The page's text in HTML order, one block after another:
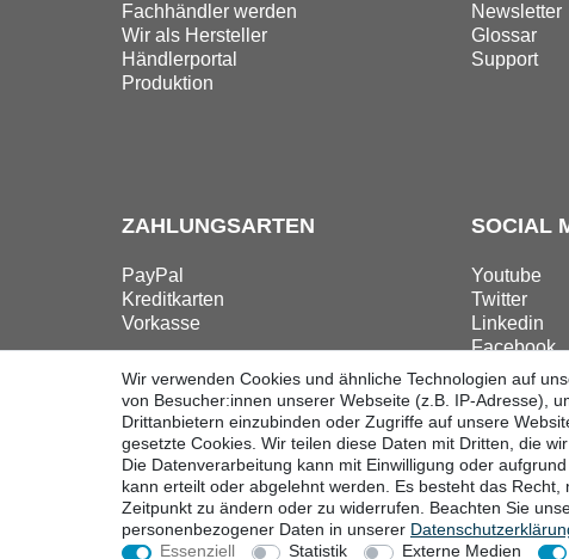
Fachhändler werden
Wir als Hersteller
Händlerportal
Produktion
Newsletter
Glossar
Support
ZAHLUNGSARTEN
PayPal
Kreditkarten
Vorkasse
SOCIAL
Youtube
Twitter
Linkedin
Facebook
Instagram
Widerrufsrecht Widerrufsformular
Wir verwenden Cookies und ähnliche Technologien auf
von Besucher:innen unserer Webseite (z.B. IP-Adresse),
Drittanbietern einzubinden oder Zugriffe auf unsere
gesetzte Cookies. Wir teilen diese Daten mit Dritten, die
Die Datenverarbeitung kann mit Einwilligung oder
kann erteilt oder abgelehnt werden. Es besteht das
Zeitpunkt zu ändern oder zu widerrufen. Beachten Sie
personenbezogener Daten in unserer
Essenziell
Statistik Externe Medien